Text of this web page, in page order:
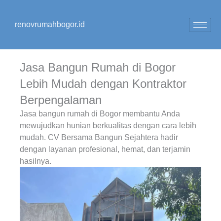
kontenrenovrumahbogor.id
Jasa Bangun Rumah di Bogor
Lebih Mudah dengan Kontraktor
Berpengalaman
Jasa bangun rumah di Bogor membantu Anda
mewujudkan hunian berkualitas dengan cara lebih
mudah. CV Bersama Bangun Sejahtera hadir
dengan layanan profesional, hemat, dan terjamin
hasilnya.